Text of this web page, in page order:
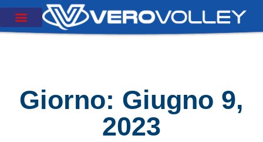
Giorno: Giugno 9,
2023